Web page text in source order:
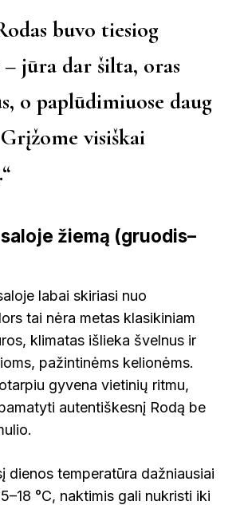
buvo tiesiog
jūra dar šilta, oras
o paplūdimiuose daug
visiškai
žiemą (gruodis–
labai skiriasi nuo
tai nėra metas klasikiniam
klimatas išlieka švelnus ir
pažintinėms kelionėms.
gyvena vietinių ritmu,
autentiškesnį Rodą be
dienos temperatūra dažniausiai
°C, naktimis gali nukristi iki